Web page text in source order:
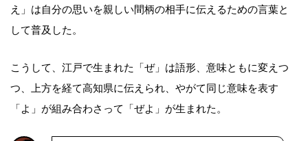
え」は自分の思いを親しい間柄の相手に伝えるための言葉と
して普及した。
こうして、江戸で生まれた「ぜ」は語形、意味ともに変えつ
つ、上方を経て高知県に伝えられ、やがて同じ意味を表す
「よ」が組み合わさって「ぜよ」が生まれた。